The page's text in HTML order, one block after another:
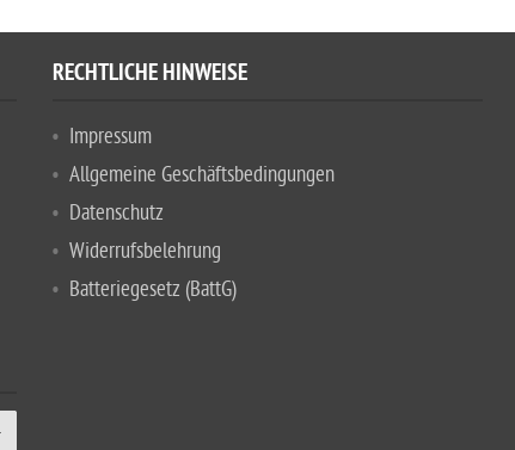
RECHTLICHE HINWEISE
Impressum
Allgemeine Geschäftsbedingungen
Datenschutz
Widerrufsbelehrung
Batteriegesetz (BattG)